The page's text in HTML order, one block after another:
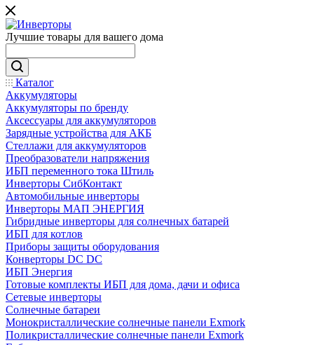
Лучшие товары для вашего дома
Каталог
Аккумуляторы
Аккумуляторы по бренду
Аксессуары для аккумуляторов
Зарядные устройства для АКБ
Стеллажи для аккумуляторов
Преобразователи напряжения
ИБП переменного тока Штиль
Инверторы СибКонтакт
Автомобильные инверторы
Инверторы МАП ЭНЕРГИЯ
Гибридные инверторы для солнечных батарей
ИБП для котлов
Приборы защиты оборудования
Конверторы DC DC
ИБП Энергия
Готовые комплекты ИБП для дома, дачи и офиса
Сетевые инверторы
Солнечные батареи
Монокристаллические солнечные панели Exmork
Поликристаллические солнечные панели Exmork